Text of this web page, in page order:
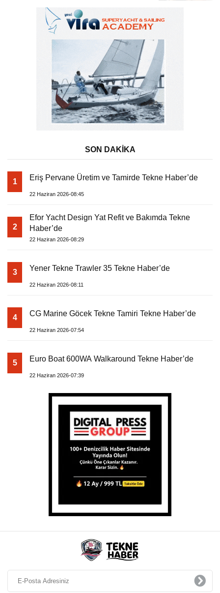
SON DAKİKA
1 Eriş Pervane Üretim ve Tamirde Tekne Haber’de
22 Haziran 2026-08:45
2
Efor Yacht Design Yat Refit ve Bakımda Tekne
Haber’de
22 Haziran 2026-08:29
3 Yener Tekne Trawler 35 Tekne Haber’de
22 Haziran 2026-08:11
4 CG Marine Göcek Tekne Tamiri Tekne Haber’de
22 Haziran 2026-07:54
5 Euro Boat 600WA Walkaround Tekne Haber’de
22 Haziran 2026-07:39